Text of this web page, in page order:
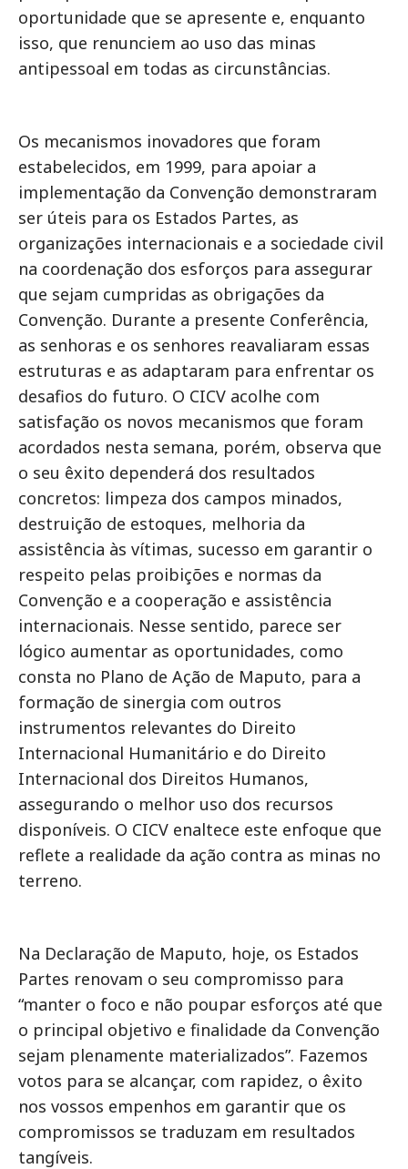
oportunidade que se apresente e, enquanto
isso, que renunciem ao uso das minas
antipessoal em todas as circunstâncias.
Os mecanismos inovadores que foram
estabelecidos, em 1999, para apoiar a
implementação da Convenção demonstraram
ser úteis para os Estados Partes, as
organizações internacionais e a sociedade civil
na coordenação dos esforços para assegurar
que sejam cumpridas as obrigações da
Convenção. Durante a presente Conferência,
as senhoras e os senhores reavaliaram essas
estruturas e as adaptaram para enfrentar os
desafios do futuro. O CICV acolhe com
satisfação os novos mecanismos que foram
acordados nesta semana, porém, observa que
o seu êxito dependerá dos resultados
concretos: limpeza dos campos minados,
destruição de estoques, melhoria da
assistência às vítimas, sucesso em garantir o
respeito pelas proibições e normas da
Convenção e a cooperação e assistência
internacionais. Nesse sentido, parece ser
lógico aumentar as oportunidades, como
consta no Plano de Ação de Maputo, para a
formação de sinergia com outros
instrumentos relevantes do Direito
Internacional Humanitário e do Direito
Internacional dos Direitos Humanos,
assegurando o melhor uso dos recursos
disponíveis. O CICV enaltece este enfoque que
reflete a realidade da ação contra as minas no
terreno.
Na Declaração de Maputo, hoje, os Estados
Partes renovam o seu compromisso para
“manter o foco e não poupar esforços até que
o principal objetivo e finalidade da Convenção
sejam plenamente materializados”. Fazemos
votos para se alcançar, com rapidez, o êxito
nos vossos empenhos em garantir que os
compromissos se traduzam em resultados
tangíveis.